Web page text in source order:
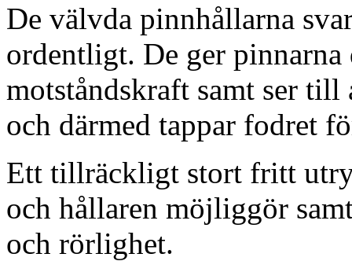
De välvda pinnhållarna
ordentligt. De ger pinnarna
motståndskraft samt ser
och därmed tappar fodret
Ett tillräckligt stort fritt
och hållaren möjliggör
och rörlighet.